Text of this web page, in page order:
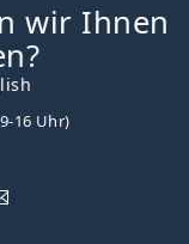
wir Ihnen
16 Uhr)